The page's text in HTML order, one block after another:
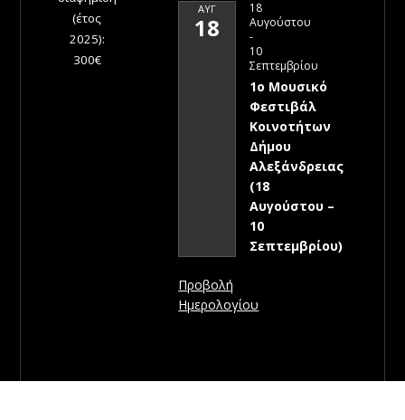
(έτος
2025):
300€
ΑΥΓ
18
18
Αυγούστου
-
10
Σεπτεμβρίου
1ο Μουσικό
Φεστιβάλ
Κοινοτήτων
Δήμου
Αλεξάνδρειας
(18
Αυγούστου –
10
Σεπτεμβρίου)